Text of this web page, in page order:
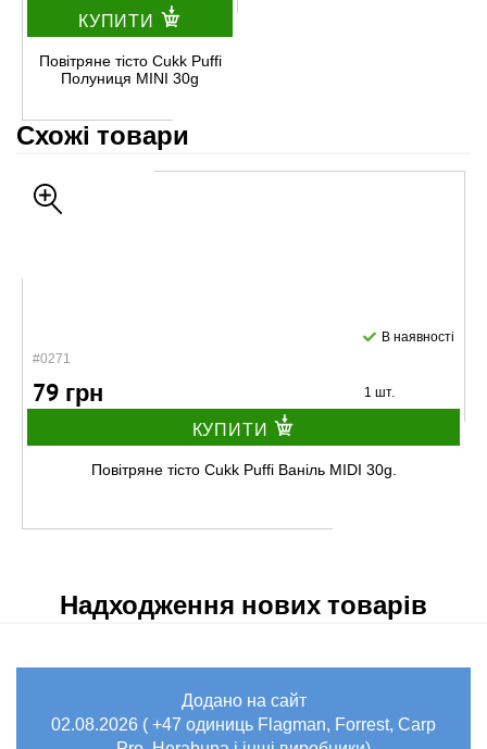
КУПИТИ
Повітряне тісто Cukk Puffi
Полуниця MINI 30g
Схожі товари
#0271
В наявності
79 грн 1 шт.
КУПИТИ
Повітряне тісто Cukk Puffi Ваніль MIDI 30g.
#0268
Надходження нових товарів
Додано на сайт
02.08.2026 ( +47 одиниць Flagman, Forrest, Carp